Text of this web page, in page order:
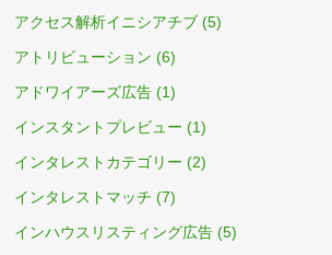
アクセス解析イニシアチブ (5)
アトリビューション (6)
アドワイアーズ広告 (1)
インスタントプレビュー (1)
インタレストカテゴリー (2)
インタレストマッチ (7)
インハウスリスティング広告 (5)